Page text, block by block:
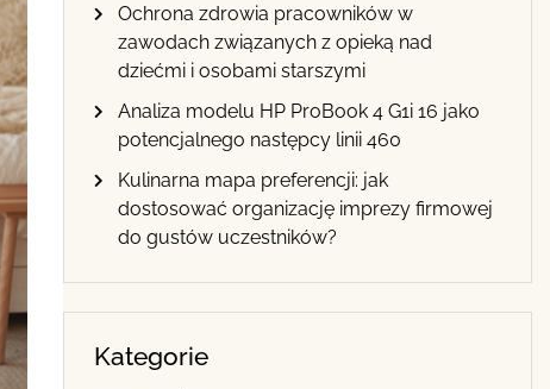
Ochrona zdrowia pracowników w
zawodach związanych z opieką nad
dziećmi i osobami starszymi
Analiza modelu HP ProBook 4 G1i 16 jako
potencjalnego następcy linii 460
Kulinarna mapa preferencji: jak
dostosować organizację imprezy firmowej
do gustów uczestników?
Kategorie